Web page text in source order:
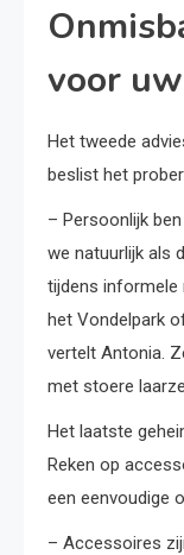
voor
Het tweede
beslist het
– Persoonlijk
we natuurlijk als
tijdens informele
het Vondelpark
vertelt Antonia.
met stoere
Het laatste
Reken op
een eenvoudige
– Accessoires